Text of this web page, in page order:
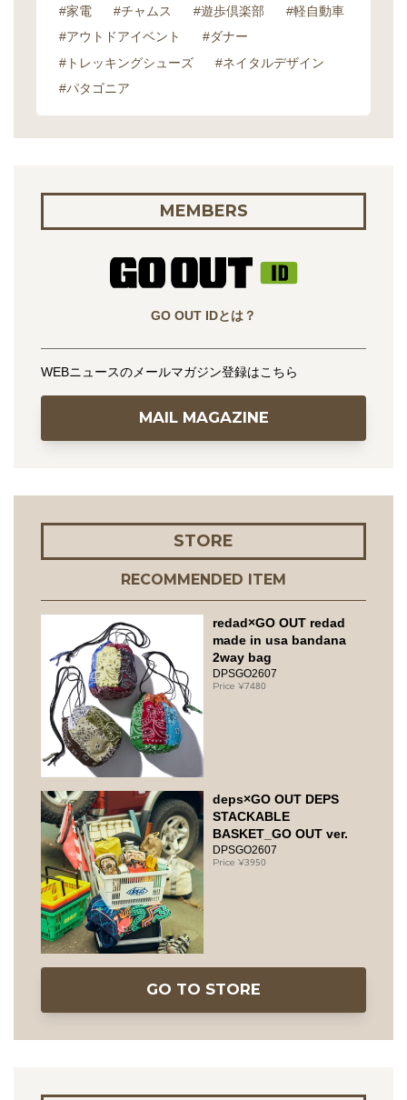
#家電 #チャムス #遊歩倶楽部
#軽自動車
#アウトドアイベント
#ダナー
#トレッキングシューズ
#ネイタルデザイン
#パタゴニア
MEMBERS
GO OUT IDとは？
WEBニュースのメールマガジン登録はこちら
MAIL MAGAZINE
STORE
RECOMMENDED ITEM
redad×GO OUT redad
made in usa bandana
2way bag
DPSGO2607
7480
deps×GO OUT DEPS
STACKABLE
BASKET_GO OUT ver.
DPSGO2607
3950
GO TO STORE